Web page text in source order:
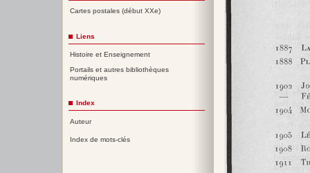
Cartes postales (début XXe)
Liens
Histoire et Enseignement
Portails et autres bibliothèques
numériques
Index
Auteur
Index de mots-clés